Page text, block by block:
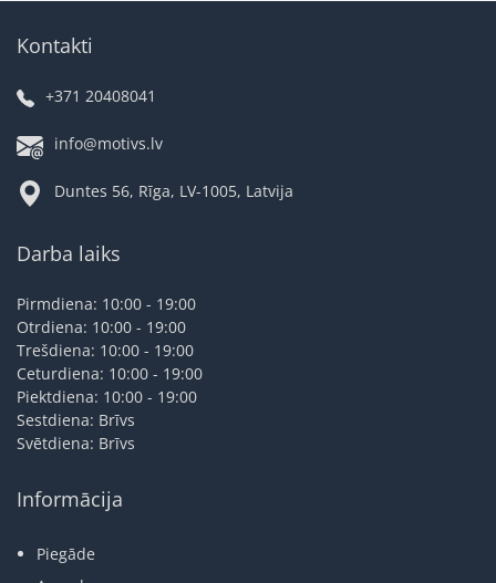
Kontakti
+371 20408041
info@motivs.lv
Duntes 56, Rīga, LV-1005, Latvija
Darba laiks
Pirmdiena: 10:00 - 19:00
Otrdiena: 10:00 - 19:00
Trešdiena: 10:00 - 19:00
Ceturdiena: 10:00 - 19:00
Piektdiena: 10:00 - 19:00
Sestdiena: Brīvs
Svētdiena: Brīvs
Informācija
Piegāde